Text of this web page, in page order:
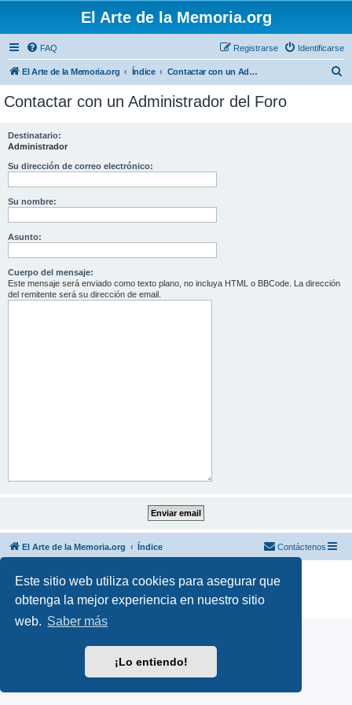
Este sitio web utiliza cookies para asegurar que
obtenga la mejor experiencia en nuestro sitio
web. Saber más
¡Lo entiendo!
El Arte de la Memoria.org
FAQ Identificarse
Registrarse
El Arte de la Memoria.org Índice Contactar con un Administrador del Foro
Contactar con un Administrador del Foro
Destinatario:
Administrador
Su dirección de correo electrónico:
Su nombre:
Asunto:
Cuerpo del mensaje:
Este mensaje será enviado como texto plano, no incluya HTML o BBCode. La dirección
del remitente será su dirección de email.
El Arte de la Memoria.org Índice Contáctenos
Desarrollado por phpBB ® Forum Software © phpBB Limited
Traducción al español por
phpBB España
Privacidad|Condiciones